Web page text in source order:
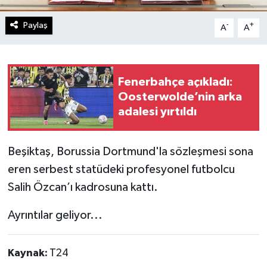
Paylaş A- A+
Fenerbahçe açıkladı:
Oosterwolde’nin arka
adalesi yırtıldı
Beşiktaş, Borussia Dortmund'la sözleşmesi sona
eren serbest statüdeki profesyonel futbolcu
Salih Özcan’ı kadrosuna kattı.
Ayrıntılar geliyor...
Kaynak: T24